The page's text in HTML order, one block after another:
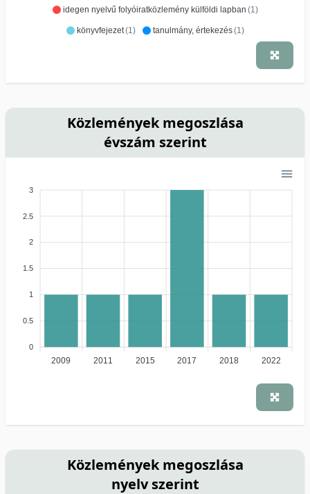
idegen nyelvű folyóiratközlemény külföldi lapban (1)
könyvfejezet(1) tanulmány, értekezés(1)
Közlemények megoszlása
évszám szerint
3
2.5
2
1.5
1
0.5
0
2009 2011 2015 2017 2018 2022
Közlemények megoszlása
nyelv szerint